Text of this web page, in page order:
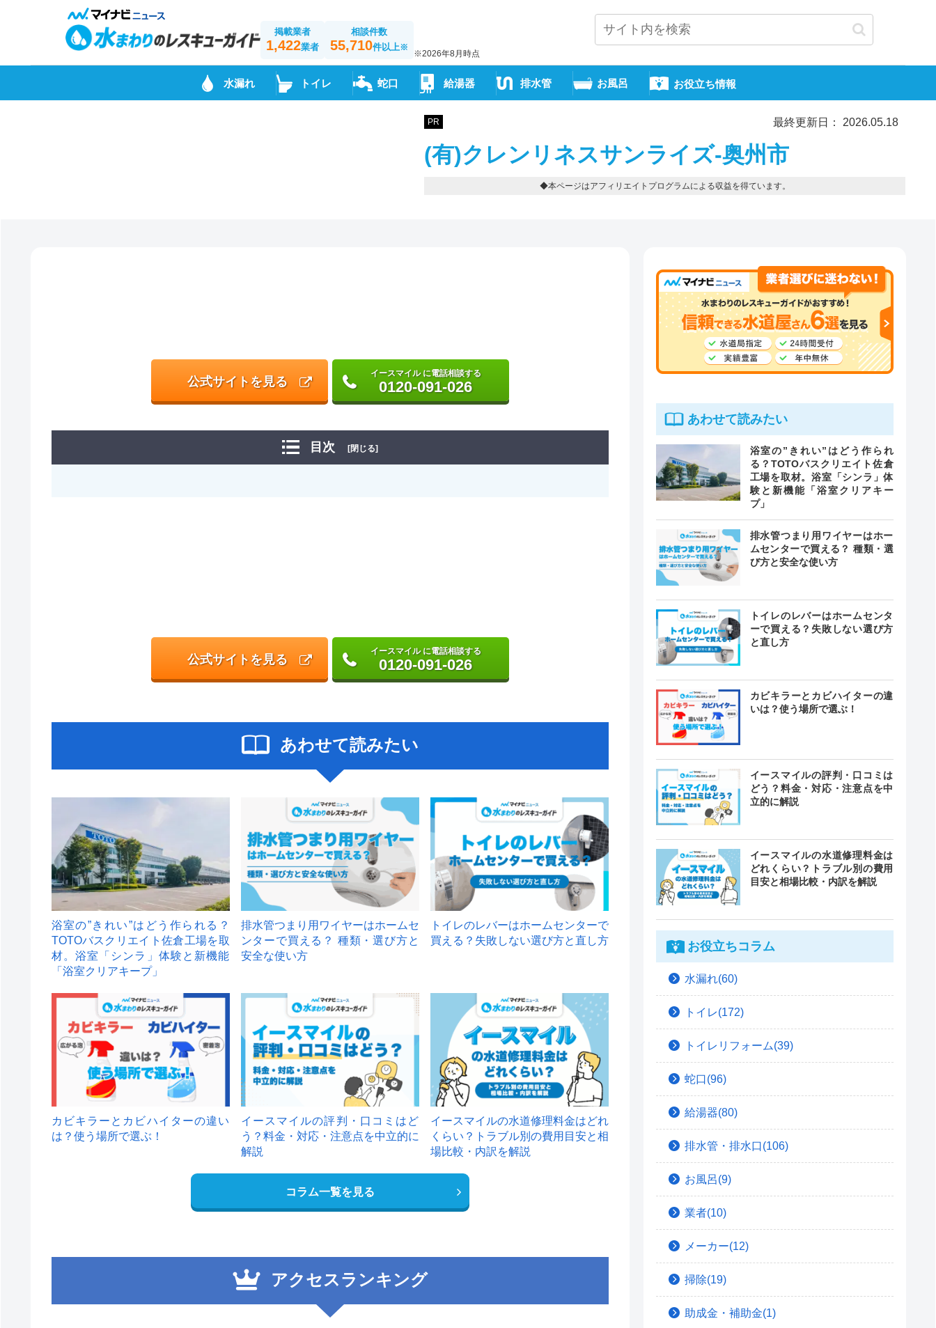
掲載業者
1,422業者
相談件数
55,710件以上※
※2026年8月時点
水漏れ トイレ 蛇口 給湯器 排水管 お風呂 お役立ち情報
PR 最終更新日： 2026.05.18
(有)クレンリネスサンライズ-奥州市
◆本ページはアフィリエイトプログラムによる収益を得ています。
公式サイトを見る
イースマイル に電話相談する
0120-091-026
目次 [閉じる]
公式サイトを見る
イースマイル に電話相談する
0120-091-026
あわせて読みたい
浴室の”きれい”はどう作られる？
TOTOバスクリエイト佐倉工場を取
材。浴室「シンラ」体験と新機能
「浴室クリアキープ」
排水管つまり用ワイヤーはホームセ
ンターで買える？ 種類・選び方と
安全な使い方
トイレのレバーはホームセンターで
買える？失敗しない選び方と直し方
カビキラーとカビハイターの違い
は？使う場所で選ぶ！
イースマイルの評判・口コミはど
う？料金・対応・注意点を中立的に
解説
イースマイルの水道修理料金はどれ
くらい？トラブル別の費用目安と相
場比較・内訳を解説
コラム一覧を見る
アクセスランキング
あわせて読みたい
浴室の”きれい”はどう作られ
る？TOTOバスクリエイト佐倉
工場を取材。浴室「シンラ」体
験と新機能「浴室クリアキー
プ」
排水管つまり用ワイヤーはホー
ムセンターで買える？ 種類・選
び方と安全な使い方
トイレのレバーはホームセンタ
ーで買える？失敗しない選び方
と直し方
カビキラーとカビハイターの違
いは？使う場所で選ぶ！
イースマイルの評判・口コミは
どう？料金・対応・注意点を中
立的に解説
イースマイルの水道修理料金は
どれくらい？トラブル別の費用
目安と相場比較・内訳を解説
お役立ちコラム
水漏れ(60)
トイレ(172)
トイレリフォーム(39)
蛇口(96)
給湯器(80)
排水管・排水口(106)
お風呂(9)
業者(10)
メーカー(12)
掃除(19)
助成金・補助金(1)